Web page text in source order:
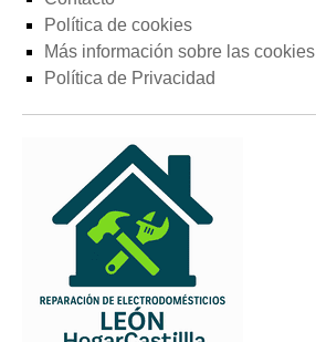
Política de cookies
Más información sobre las cookies
Política de Privacidad